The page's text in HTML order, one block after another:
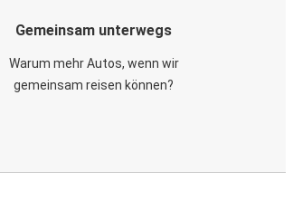
Gemeinsam unterwegs
Warum mehr Autos, wenn wir
gemeinsam reisen können?